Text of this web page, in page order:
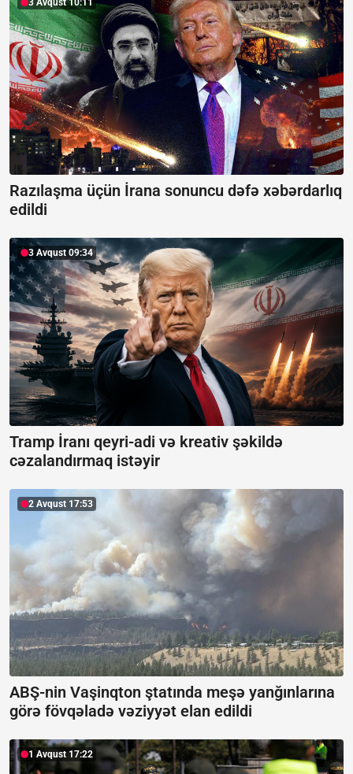
3 Avqust 10:11
Razılaşma üçün İrana sonuncu dəfə xəbərdarlıq
edildi
3 Avqust 09:34
Tramp İranı qeyri-adi və kreativ şəkildə
cəzalandırmaq istəyir
2 Avqust 17:53
ABŞ-nin Vaşinqton ştatında meşə yanğınlarına
görə fövqəladə vəziyyət elan edildi
1 Avqust 17:22